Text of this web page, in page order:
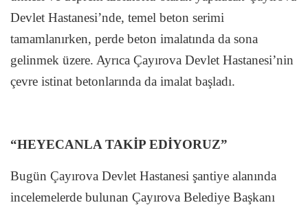
Devlet Hastanesi’nde, temel beton serimi
tamamlanırken, perde beton imalatında da sona
gelinmek üzere. Ayrıca Çayırova Devlet Hastanesi’nin
çevre istinat betonlarında da imalat başladı.
“HEYECANLA TAKİP EDİYORUZ”
Bugün Çayırova Devlet Hastanesi şantiye alanında
incelemelerde bulunan Çayırova Belediye Başkanı